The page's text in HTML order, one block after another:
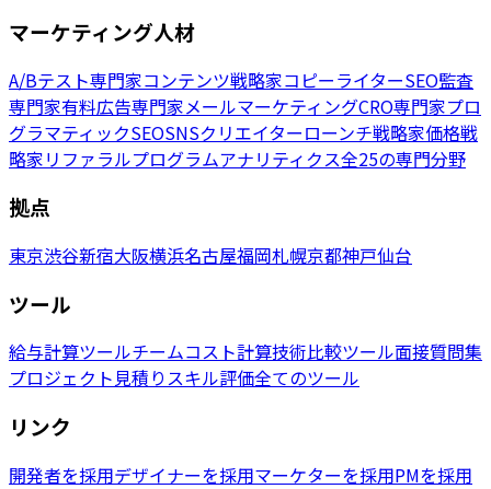
マーケティング人材
A/Bテスト専門家コンテンツ戦略家コピーライターSEO監査
専門家有料広告専門家メールマーケティングCRO専門家プロ
グラマティックSEOSNSクリエイターローンチ戦略家価格戦
略家リファラルプログラムアナリティクス全25の専門分野
拠点
東京渋谷新宿大阪横浜名古屋福岡札幌京都神戸仙台
ツール
給与計算ツールチームコスト計算技術比較ツール面接質問集
プロジェクト見積りスキル評価全てのツール
リンク
開発者を採用デザイナーを採用マーケターを採用PMを採用